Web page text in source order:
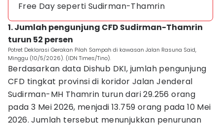
Free Day seperti Sudirman-Thamrin
1. Jumlah pengunjung CFD Sudirman-Thamrin
turun 52 persen
Potret Deklarasi Gerakan Pilah Sampah di kawasan Jalan Rasuna Said,
Minggu (10/5/2026). (IDN Times/Tino).
Berdasarkan data Dishub DKI, jumlah pengunjung
CFD tingkat provinsi di koridor Jalan Jenderal
Sudirman-MH Thamrin turun dari 29.256 orang
pada 3 Mei 2026, menjadi 13.759 orang pada 10 Mei
2026. Jumlah tersebut menunjukkan penurunan